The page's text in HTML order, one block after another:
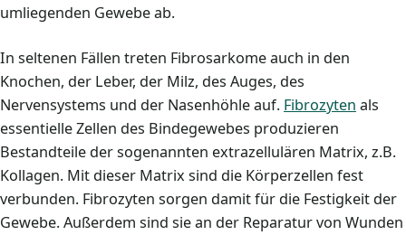
umliegenden Gewebe ab.
In seltenen Fällen treten Fibrosarkome auch in den
Knochen, der Leber, der Milz, des Auges, des
Nervensystems und der Nasenhöhle auf. Fibrozyten als
essentielle Zellen des Bindegewebes produzieren
Bestandteile der sogenannten extrazellulären Matrix, z.B.
Kollagen. Mit dieser Matrix sind die Körperzellen fest
verbunden. Fibrozyten sorgen damit für die Festigkeit der
Gewebe. Außerdem sind sie an der Reparatur von Wunden